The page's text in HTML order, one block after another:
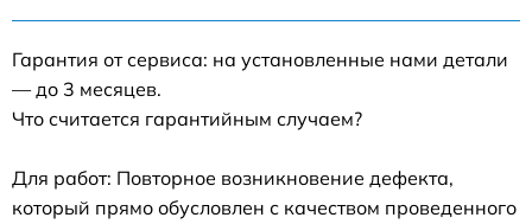
Гарантия от сервиса: на установленные нами детали
— до 3 месяцев.
Что считается гарантийным случаем?
Для работ: Повторное возникновение дефекта,
который прямо обусловлен с качеством проведенного